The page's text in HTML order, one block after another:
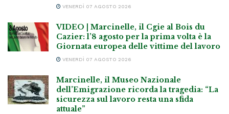
VENERDÌ 07 AGOSTO 2026
VIDEO | Marcinelle, il Cgie al Bois du
Cazier: l’8 agosto per la prima volta è la
Giornata europea delle vittime del lavoro
VENERDÌ 07 AGOSTO 2026
Marcinelle, il Museo Nazionale
dell’Emigrazione ricorda la tragedia: “La
sicurezza sul lavoro resta una sfida
attuale”